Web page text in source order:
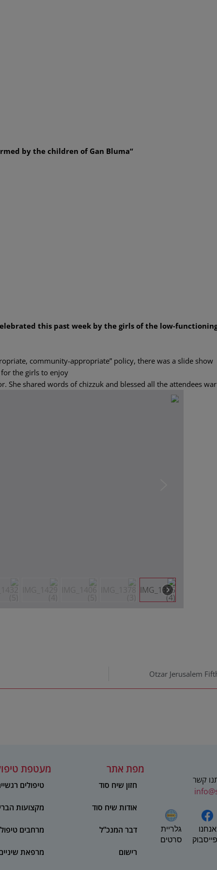
“Chaim the Water Carrier” – performed by the children of Gan Bluma:
this past week by the girls of the low-functioning
community-appropriate” policy, there was a slide show
the girls to enjoy.
She shared words of chizzuk and blessed all the attendees
Otzar Jerusalem
קשר
גלריית
סרטים
אנחנו
מפת אתר
חזון שיח סוד
אודות שיח סוד
דבר המנכ”ל
רישום
מעטפת
טיפולים
מקצועות
מרחבים
מרפאת